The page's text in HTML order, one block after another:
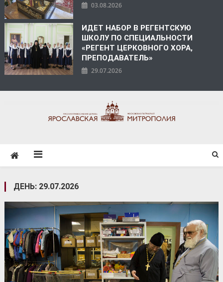
03.08.2026
ИДЕТ НАБОР В РЕГЕНТСКУЮ
ШКОЛУ ПО СПЕЦИАЛЬНОСТИ
«РЕГЕНТ ЦЕРКОВНОГО ХОРА,
ПРЕПОДАВАТЕЛЬ»
29.07.2026
ДЕНЬ: 29.07.2026